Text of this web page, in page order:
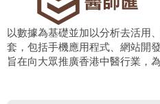
以數據為基礎並加以分析去活用
套，包括手機應用程式、網站開
旨在向大眾推廣香港中醫行業，